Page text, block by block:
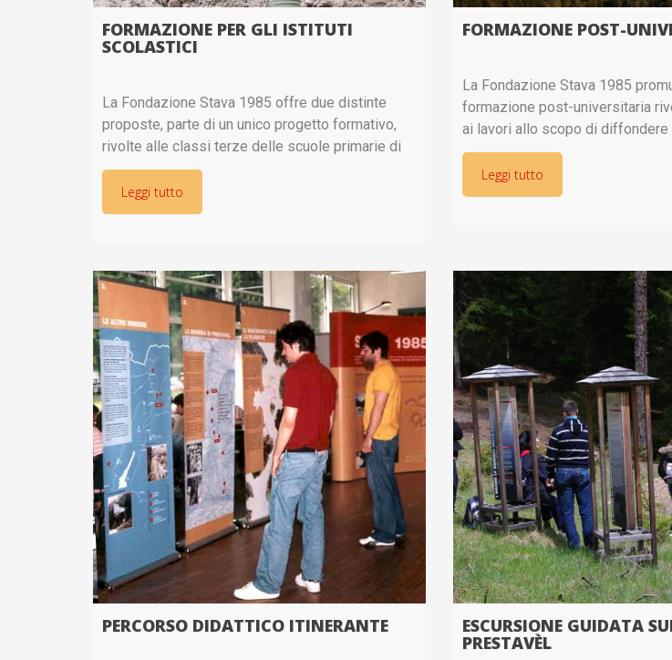
FORMAZIONE PER GLI ISTITUTI
SCOLASTICI
La Fondazione Stava 1985 offre due distinte
proposte, parte di un unico progetto formativo,
rivolte alle classi terze delle scuole primarie di
secondo grado (terze medie) e agli istituti
scolastici secondari e professionali. I momenti
Leggi tutto
FORMAZIONE POST-
La Fondazione Stava 1985
formazione post-universitaria
ai lavori allo scopo di
tecniche relative alla sicurezza
decantazione, anche di quelli
rafforzare nei
Leggi tutto
PERCORSO DIDATTICO ITINERANTE ESCURSIONE GUIDATA
PRESTAVÈL